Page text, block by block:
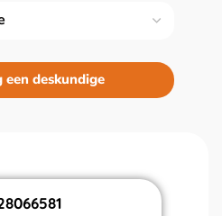
een deskundige